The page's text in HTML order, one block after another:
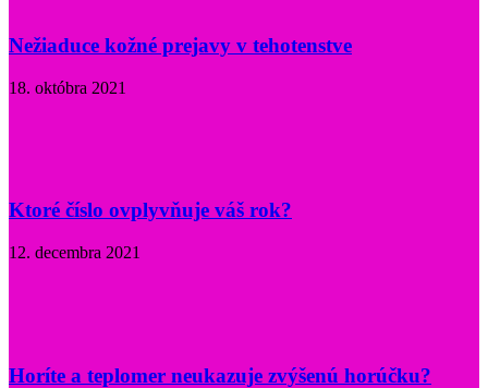
Nežiaduce kožné prejavy v tehotenstve
18. októbra 2021
Ktoré číslo ovplyvňuje váš rok?
12. decembra 2021
Horíte a teplomer neukazuje zvýšenú horúčku?